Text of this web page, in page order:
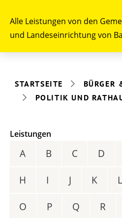
Alle Leistungen von den
und Landeseinrichtung von
STARTSEITE
BÜRGER
POLITIK UND
Leistungen
A B C D
H I J K L
O P Q R